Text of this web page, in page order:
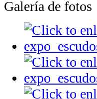
Galería de fotos